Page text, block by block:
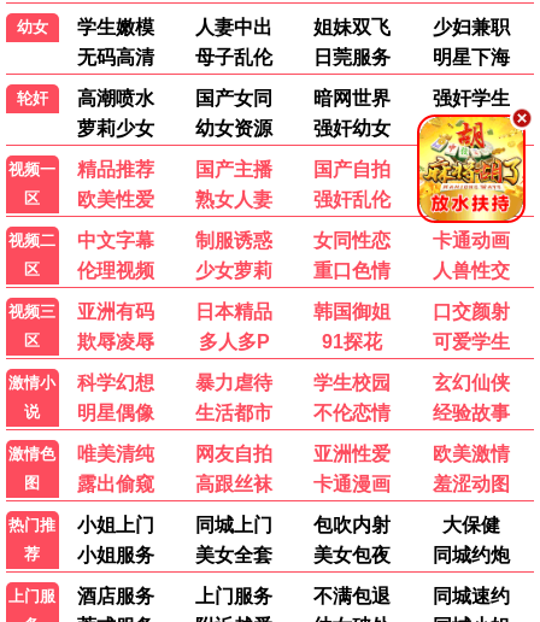
英雄本色
黑帮
大话西游
喜剧
无间道
警匪
黄飞鸿
武侠